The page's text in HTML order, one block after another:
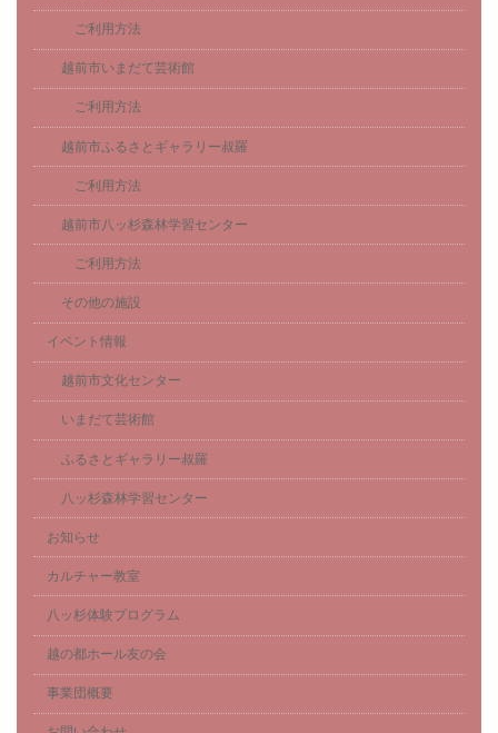
ご利用方法
越前市いまだて芸術館
ご利用方法
越前市ふるさとギャラリー叔羅
ご利用方法
越前市八ッ杉森林学習センター
ご利用方法
その他の施設
イベント情報
越前市文化センター
いまだて芸術館
ふるさとギャラリー叔羅
八ッ杉森林学習センター
お知らせ
カルチャー教室
八ッ杉体験プログラム
越の都ホール友の会
事業団概要